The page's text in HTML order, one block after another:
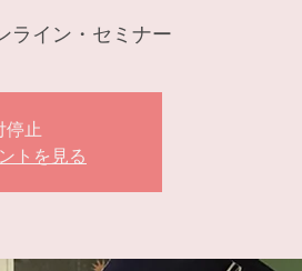
ライン・セミナー
停止
トを見る